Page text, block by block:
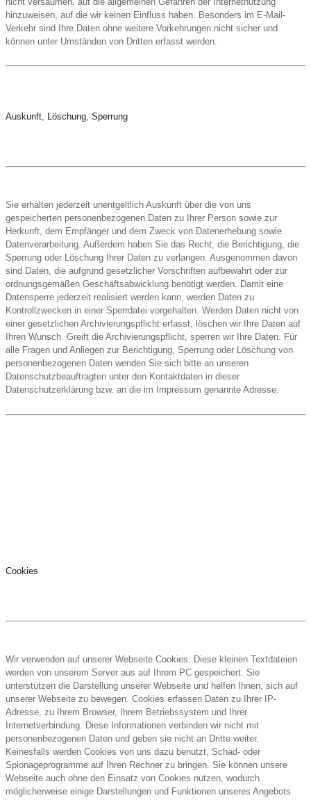
hinzuweisen, auf die wir keinen Einfluss haben. Besonders im E-Mail-
Verkehr sind Ihre Daten ohne weitere Vorkehrungen nicht sicher und
können unter Umständen von Dritten erfasst werden.
Auskunft, Löschung, Sperrung
Sie erhalten jederzeit unentgeltlich Auskunft über die von uns
gespeicherten personenbezogenen Daten zu Ihrer Person sowie zur
Herkunft, dem Empfänger und dem Zweck von Datenerhebung sowie
Datenverarbeitung. Außerdem haben Sie das Recht, die Berichtigung, die
Sperrung oder Löschung Ihrer Daten zu verlangen. Ausgenommen davon
sind Daten, die aufgrund gesetzlicher Vorschriften aufbewahrt oder zur
ordnungsgemäßen Geschäftsabwicklung benötigt werden. Damit eine
Datensperre jederzeit realisiert werden kann, werden Daten zu
Kontrollzwecken in einer Sperrdatei vorgehalten. Werden Daten nicht von
einer gesetzlichen Archivierungspflicht erfasst, löschen wir Ihre Daten auf
Ihren Wunsch. Greift die Archivierungspflicht, sperren wir Ihre Daten. Für
alle Fragen und Anliegen zur Berichtigung, Sperrung oder Löschung von
personenbezogenen Daten wenden Sie sich bitte an unseren
Datenschutzbeauftragten unter den Kontaktdaten in dieser
Datenschutzerklärung bzw. an die im Impressum genannte Adresse.
Cookies
Wir verwenden auf unserer Webseite Cookies. Diese kleinen Textdateien
werden von unserem Server aus auf Ihrem PC gespeichert. Sie
unterstützen die Darstellung unserer Webseite und helfen Ihnen, sich auf
unserer Webseite zu bewegen. Cookies erfassen Daten zu Ihrer IP-
Adresse, zu Ihrem Browser, Ihrem Betriebssystem und Ihrer
Internetverbindung. Diese Informationen verbinden wir nicht mit
personenbezogenen Daten und geben sie nicht an Dritte weiter.
Keinesfalls werden Cookies von uns dazu benutzt, Schad- oder
Spionageprogramme auf Ihren Rechner zu bringen. Sie können unsere
Webseite auch ohne den Einsatz von Cookies nutzen, wodurch
möglicherweise einige Darstellungen und Funktionen unseres Angebots